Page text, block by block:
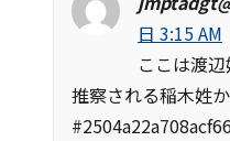
日 3:15 AM
ここは渡
推察される稲木姓